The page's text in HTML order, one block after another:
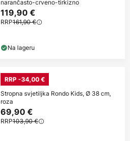
narančasto-crveno-tirkizno
119,90 €
RRP161,90 €
Na lageru
RRP -34,00 €
Stropna svjetiljka Rondo Kids, Ø 38 cm,
roza
69,90 €
RRP103,90 €